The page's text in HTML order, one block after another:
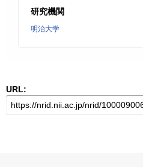
研究機関
明治大学
URL: